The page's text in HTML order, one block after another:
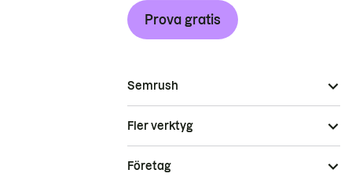
Prova gratis
Semrush
Fler verktyg
Företag